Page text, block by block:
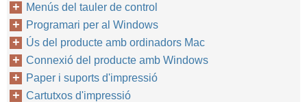
Menús del tauler de control
Programari per al Windows
Ús del producte amb ordinadors Mac
Connexió del producte amb Windows
Paper i suports d'impressió
Cartutxos d'impressió